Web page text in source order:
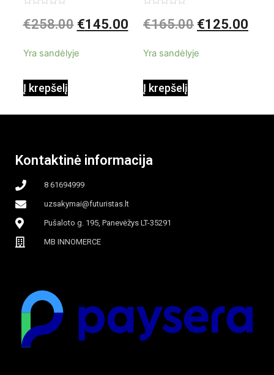
Evareer
garinamasis,
apšvietimas
0
iš
€258.00 €145.00
Yra sandėlyje
Į krepšelį
nešiojamas,
0
iš
€165.00 €125.00
Yra sandėlyje
Į krepšelį
Kontaktinė informacija
8 61694999
uzsakymai@futuristas.lt
Pušaloto g. 195, Panevėžys LT-35291
MB INNOMERCE